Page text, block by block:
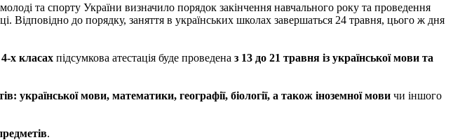
та спорту України визначило порядок закінчення навчального року та проведення
Відповідно до порядку, заняття в українських школах завершаться 24 травня, цього ж дня
4-х класах підсумкова атестація буде проведена з 13 до 21 травня із української мови та
української мови, математики, географії, біології, а також іноземної мови чи іншого
.